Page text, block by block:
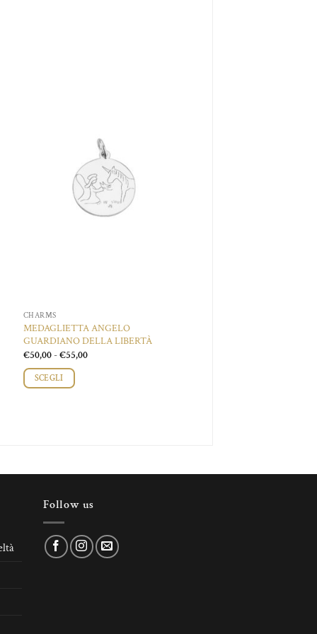
CHARMS
MEDAGLIETTA ANGELO
GUARDIANO DELLA LIBERTÀ
€50,00-€55,00Fascia
SCEGLI
Le
possono
essere
Follow us